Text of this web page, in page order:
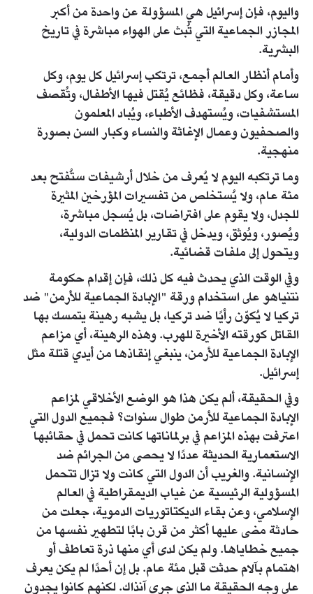
واليوم، فإن إسرائيل هي المسؤولة عن واحدة من أكبر
المجازر الجماعية التي تُبث على الهواء مباشرة في تاريخ
البشرية.
وأمام أنظار العالم أجمع، ترتكب إسرائيل كل يوم، وكل
ساعة، وكل دقيقة، فظائع يُقتل فيها الأطفال، وتُقصف
المستشفيات، ويُستهدف الأطباء، ويُباد المعلمون
والصحفيون وعمال الإغاثة والنساء وكبار السن بصورة
منهجية.
وما ترتكبه اليوم لا يُعرف من خلال أرشيفات ستُفتح بعد
مئة عام، ولا يُستخلص من تفسيرات المؤرخين المثيرة
للجدل، ولا يقوم على افتراضات، بل يُسجل مباشرة،
ويُصور، ويُوثق، ويدخل في تقارير المنظمات الدولية،
ويتحول إلى ملفات قضائية.
وفي الوقت الذي يحدث فيه كل ذلك، فإن إقدام حكومة
نتنياهو على استخدام ورقة "الإبادة الجماعية للأرمن" ضد
تركيا لا يُكوّن رأيًا ضد تركيا، بل يشبه رهينة يتمسك بها
القاتل كورقته الأخيرة للهرب. وهذه الرهينة، أي مزاعم
الإبادة الجماعية للأرمن، ينبغي إنقاذها من أيدي قتلة مثل
إسرائيل.
وفي الحقيقة، ألم يكن هذا هو الوضع الأخلاقي لمزاعم
الإبادة الجماعية للأرمن طوال سنوات؟ فجميع الدول التي
اعترفت بهذه المزاعم في برلماناتها كانت تحمل في حقائبها
الاستعمارية الحديثة عددًا لا يحصى من الجرائم ضد
الإنسانية. والغريب أن الدول التي كانت ولا تزال تتحمل
المسؤولية الرئيسية عن غياب الديمقراطية في العالم
الإسلامي، وعن بقاء الديكتاتوريات الدموية، جعلت من
حادثة مضى عليها أكثر من قرن بابًا لتطهير نفسها من
جميع خطاياها. ولم يكن لدى أي منها ذرة تعاطف أو
اهتمام بآلام حدثت قبل مئة عام. بل إن أحدًا لم يكن يعرف
على وجه الحقيقة ما الذي جرى آنذاك. لكنهم كانوا يجدون